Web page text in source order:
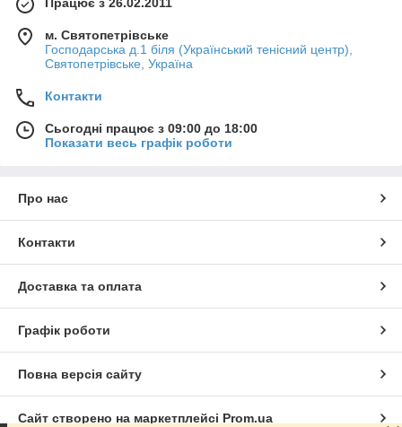
Працює з 26.02.2011
м. Святопетрівське
Господарська д.1 біля (Український тенісний центр),
Святопетрівське, Україна
Контакти
Сьогодні працює з 09:00 до 18:00
Показати весь графік роботи
Про нас
Контакти
Доставка та оплата
Графік роботи
Повна версія сайту
Сайт створено на маркетплейсі Prom.ua